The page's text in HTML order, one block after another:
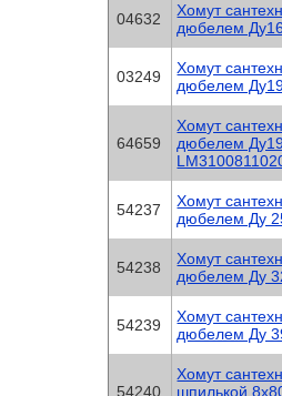
04632
Хомут
дюбелем
03249
Хомут
дюбелем
64659
Хомут
дюбелем
54237
Хомут
дюбелем Ду
54238
Хомут
дюбелем Ду
54239
Хомут
дюбелем Ду
54240
Хомут
шпилькой